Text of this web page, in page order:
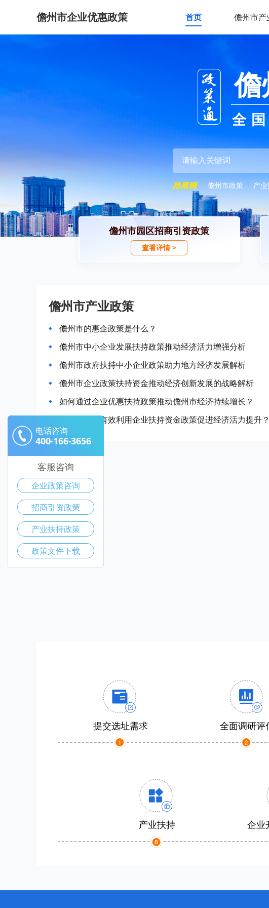
儋州市企业优惠政策 首页 儋州市产
全
儋州市政策 产
儋州市园区招商引资政策
查看详情 >
儋州市产业政策
儋州市的惠企政策是什么？
儋州市中小企业发展扶持政策推动经济活力增强分析
儋州市政府扶持中小企业政策助力地方经济发展解析
儋州市企业政策扶持资金推动经济创新发展的战略解析
如何通过企业优惠扶持政策推动儋州市经济持续增长？
儋州市如何有效利用企业扶持资金政策促进经济活力提升？
提交选址需求 全面调研评
产业扶持 企业
电话咨询
400-166-3656
客服咨询
企业政策咨询
招商引资政策
产业扶持政策
政策文件下载